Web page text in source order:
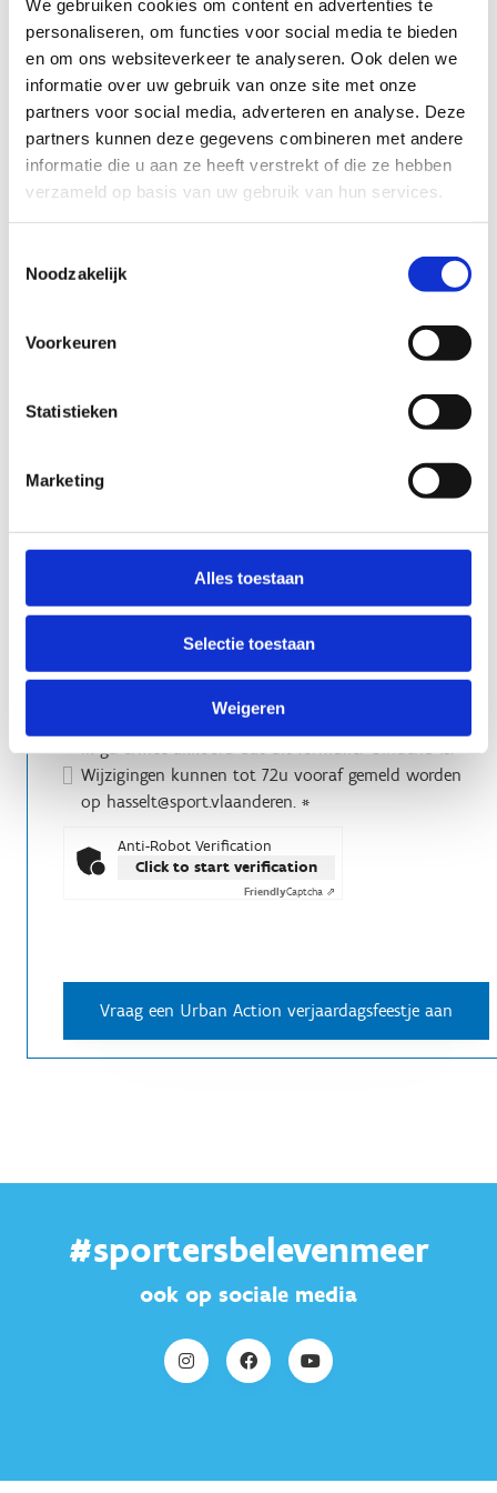
We gebruiken cookies om content en advertenties te
personaliseren, om functies voor social media te bieden
en om ons websiteverkeer te analyseren. Ook delen we
informatie over uw gebruik van onze site met onze
partners voor social media, adverteren en analyse. Deze
partners kunnen deze gegevens combineren met andere
informatie die u aan ze heeft verstrekt of die ze hebben
verzameld op basis van uw gebruik van hun services.
Noodzakelijk
Voorkeuren
Statistieken
Marketing
Alles toestaan
Selectie toestaan
Weigeren
E-mailadres voor bevestiging
Varia
Vul hier je bezorgdheden.
Ik ga ermee akkoord dat dit formulier bindend is.
Wijzigingen kunnen tot 72u vooraf gemeld worden
op hasselt@sport.vlaanderen. *
Anti-Robot Verification
Click to start verification
FriendlyCaptcha ⇗
#sportersbelevenmeer
ook op sociale media